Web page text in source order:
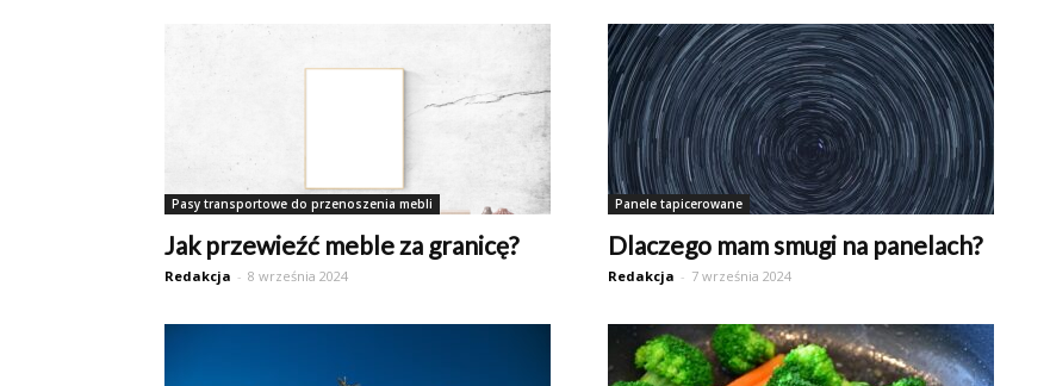
Pasy transportowe do przenoszenia mebli
Jak przewieźć meble za granicę?
Redakcja - 8 września 2024
Panele tapicerowane
Dlaczego mam smugi na panelach?
Redakcja - 7 września 2024